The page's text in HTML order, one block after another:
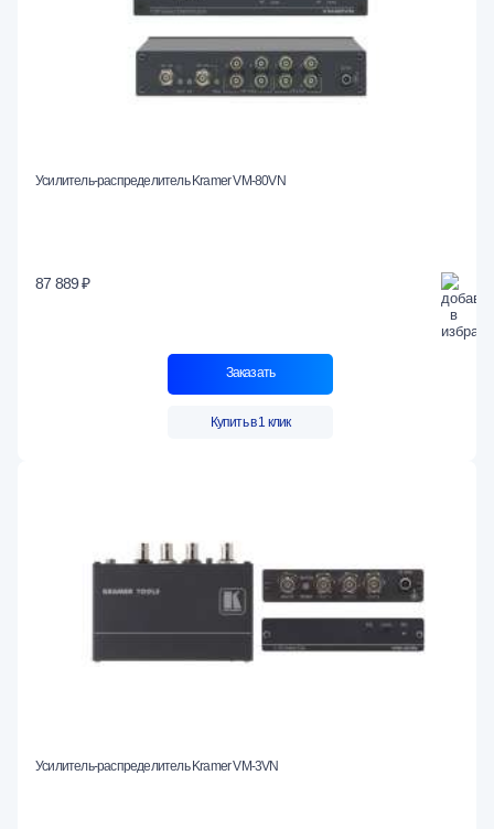
Усилитель-распределитель Kramer VM-80VN
87 889 ₽
Заказать
Купить в 1 клик
Усилитель-распределитель Kramer VM-3VN